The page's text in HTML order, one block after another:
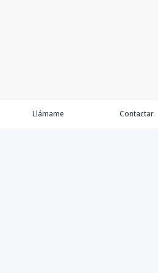
Llámame Contactar